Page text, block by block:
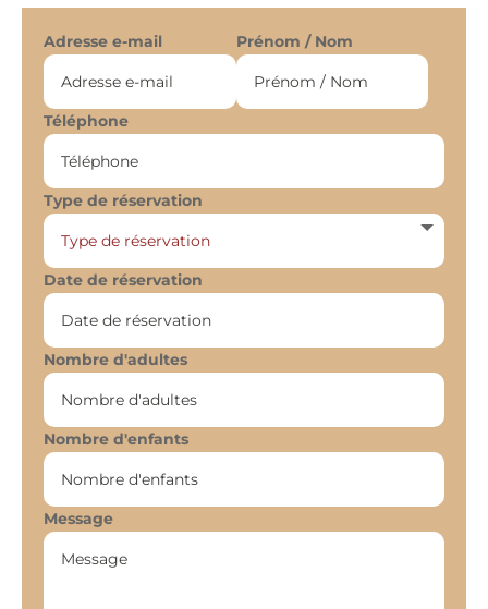
Adresse e-mail Prénom / Nom
Téléphone
Type de réservation
Date de réservation
Nombre d'adultes
Nombre d'enfants
Message